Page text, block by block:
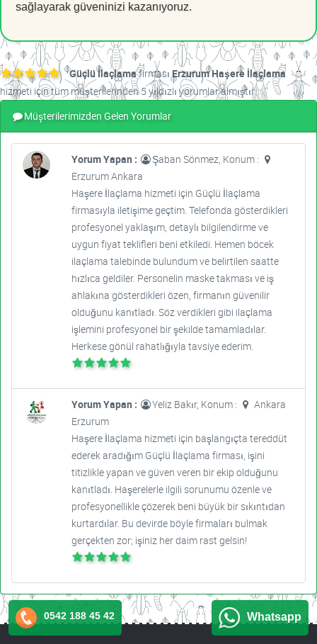
sağlayarak güveninizi kazanıyoruz.
Güçlü İlaçlamafirmasıErzurum Haşere İlaçlama
hizmeti için tüm müşterilerinden 5 yıldızlı yorumlar almıştır.
Müşterilerimizden Gelen Yorumlar
Yorum Yapan :
Şaban Sönmez, Konum :
Erzurum Ankara
Haşere İlaçlama hizmeti için Güçlü İlaçlama
firmasıyla iletişime geçtim. Telefonda gösterdikleri
profesyonel yaklaşım, detaylı bilgilendirme ve
uygun fiyat teklifleri beni etkiledi. Hemen böcek
ilaçlama talebinde bulundum ve belirtilen saatte
hızlıca geldiler. Personelin maske takması ve iş
ahlakına gösterdikleri özen, firmanın güvenilir
olduğunu kanıtladı. Söz verdikleri gibi ilaçlama
işlemini profesyonel bir şekilde tamamladılar.
Herkese gönül rahatlığıyla tavsiye ederim.
Yorum Yapan : Yeliz Bakır, Konum :
Ankara
Erzurum
Haşere İlaçlama hizmeti için başlangıçta tereddüt
ederek aradığım Güçlü İlaçlama firması, işini
titizlikle yapan ve güven veren bir ekip olduğunu
kanıtladı. Haşerelerle ilgili sorunumu özenle ve
profesyonellikle çözerek beni büyük bir sıkıntıdan
kurtardılar. Bu devirde böyle firmaları bulmak
gerçekten zor; işiniz her daim rast gelsin!
0542 188 45 42 Whatsapp